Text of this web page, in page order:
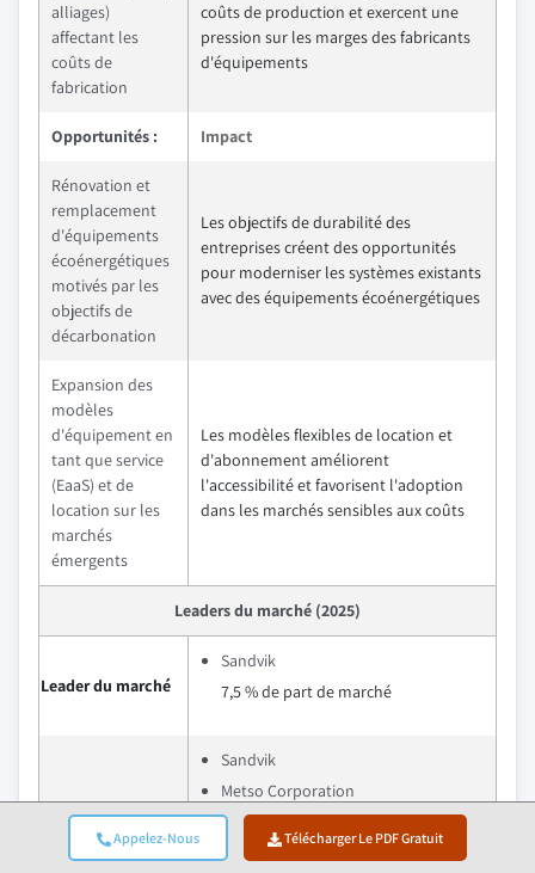
Appelez-Nous Télécharger Le PDF Gratuit
alliages)
affectant les
coûts de
fabrication
coûts de production et exercent une
pression sur les marges des fabricants
d'équipements
Opportunités : Impact
Rénovation et
remplacement
d'équipements
écoénergétiques
motivés par les
objectifs de
décarbonation
Les objectifs de durabilité des
entreprises créent des opportunités
pour moderniser les systèmes existants
avec des équipements écoénergétiques
Expansion des
modèles
d'équipement en
tant que service
(EaaS) et de
location sur les
marchés
émergents
Les modèles flexibles de location et
d'abonnement améliorent
l'accessibilité et favorisent l'adoption
dans les marchés sensibles aux coûts
Leaders du marché (2025)
Leader du marché
Sandvik
7,5 % de part de marché
Principaux acteurs
Sandvik
Metso Corporation
FLSmidth
Weir Group